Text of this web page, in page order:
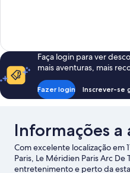
Faça login para ver
mais aventuras, mais
Fazer login Inscrever-se
Informações a
Com excelente localização em
Paris, Le Méridien Paris Arc
entretenimento e perto da